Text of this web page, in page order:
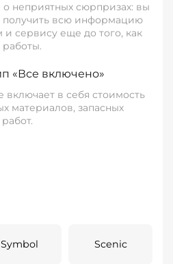
о неприятных сюрпризах: вы
получить всю информацию
и сервису еще до того, как
работы.
«Все включено»
включает в себя стоимость
материалов, запасных
Symbol Scenic